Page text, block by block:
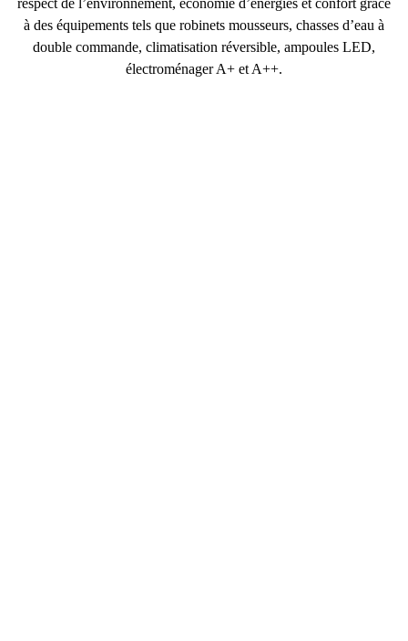
respect de l’environnement, économie d’énergies et confort grâce
à des équipements tels que robinets mousseurs, chasses d’eau à
double commande, climatisation réversible, ampoules LED,
électroménager A+ et A++.